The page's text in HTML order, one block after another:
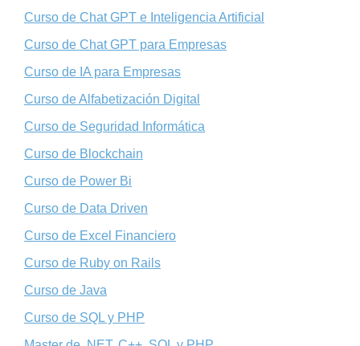
Curso de Chat GPT e Inteligencia Artificial
Curso de Chat GPT para Empresas
Curso de IA para Empresas
Curso de Alfabetización Digital
Curso de Seguridad Informática
Curso de Blockchain
Curso de Power Bi
Curso de Data Driven
Curso de Excel Financiero
Curso de Ruby on Rails
Curso de Java
Curso de SQL y PHP